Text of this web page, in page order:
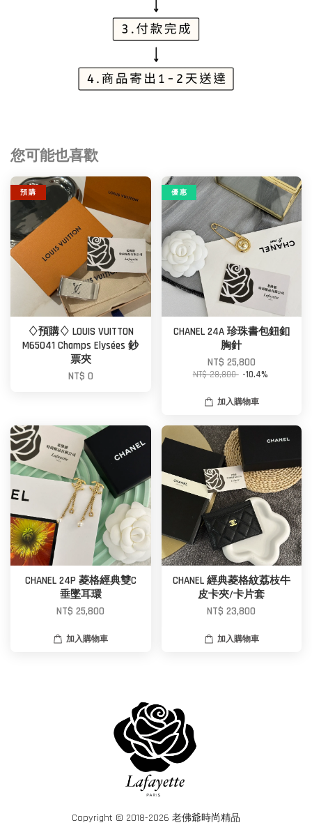
您可能也喜歡
預 購
♢預購♢ LOUIS VUITTON
M65041 Champs Elysées 鈔
票夾
NT$ 0
優 惠
CHANEL 24A 珍珠書包鈕釦
胸針
NT$ 25,800
NT$ 28,800 -10.4%
加入購物車
CHANEL 24P 菱格經典雙C
垂墜耳環
NT$ 25,800
加入購物車
CHANEL 經典菱格紋荔枝牛
皮卡夾/卡片套
NT$ 23,800
加入購物車
Copyright © 2018-2026 老佛爺時尚精品